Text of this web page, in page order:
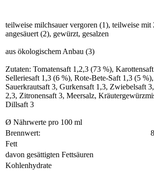
teilweise milchsauer vergoren (1), teilweise mit
angesäuert (2), gewürzt, gesalzen
aus ökologischem Anbau (3)
Zutaten: Tomatensaft 1,2,3 (73 %),
Selleriesaft 1,3 (6 %), Rote-Bete-Saft 1,3 (5 %),
Sauerkrautsaft 3, Gurkensaft 1,3, Zwiebelsaft
2,3, Zitronensaft 3, Meersalz,
Dillsaft 3
Ø Nährwerte pro 100 ml
Brennwert:
Fett
davon gesättigten Fettsäuren
Kohlenhydrate